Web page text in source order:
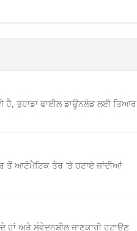
ਹੈ, ਤੁਹਾਡਾ ਫਾਈਲ ਡਾਊਨਲੋਡ ਲਈ ਤਿਆਰ
ਤੋਂ ਆਟੋਮੈਟਿਕ ਤੌਰ 'ਤੇ ਹਟਾਏ ਜਾਂਦੀਆਂ
ਹਾਂ ਅਤੇ ਸੰਵੇਦਨਸ਼ੀਲ ਜਾਣਕਾਰੀ ਹਟਾਉਣ